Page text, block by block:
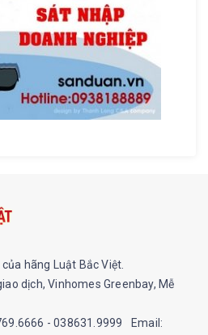
hãng Luật Bắc Việt.
dịch, Vinhomes Greenbay, Mễ
- 038631.9999
Email: